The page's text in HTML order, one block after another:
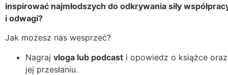
inspirować najmłodszych do odkrywania siły
i odwagi?
Jak możesz nas wesprzeć?
Nagraj vloga lub podcast i opowiedz o książce oraz
jej przesłaniu.